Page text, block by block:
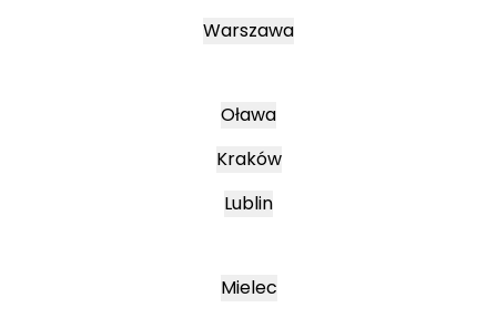
Warszawa
Oława
Kraków
Lublin
Mielec